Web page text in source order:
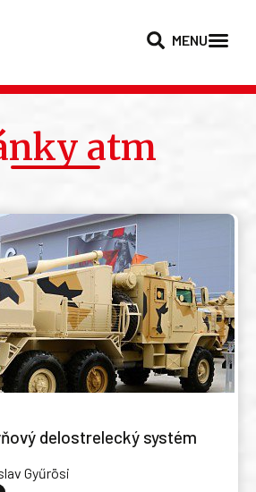
MENU
atm
delostrelecký systém
Gyűrösi